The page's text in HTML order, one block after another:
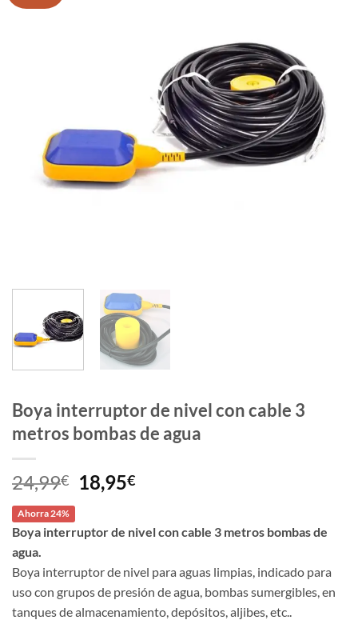
Boya interruptor de nivel con cable 3
metros bombas de agua
24,99€
El
precio
era:
18,95€El
es:
Ahorra 24%
Boya interruptor de nivel con cable 3 metros bombas de
agua.
Boya interruptor de nivel para aguas limpias, indicado para
uso con grupos de presión de agua, bombas sumergibles, en
tanques de almacenamiento, depósitos, aljibes, etc..